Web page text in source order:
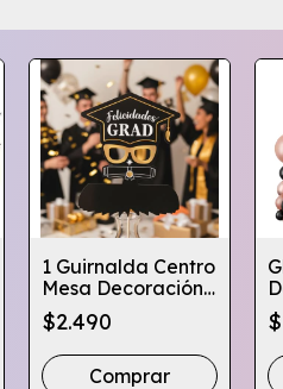
1 Guirnalda Centro
Mesa Decoración
Graduación
Globifiesta
$2.490
Comprar